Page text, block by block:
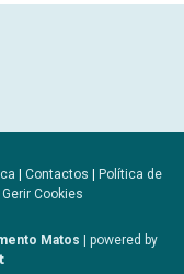
| Contactos | Política de
Gerir Cookies
Matos | powered by